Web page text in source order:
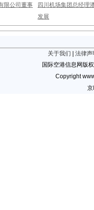
限公司董事
四川机场集团总经理
发展
关于我们
法律声
国际空港信息网版
Copyright